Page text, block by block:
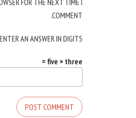
COMMENT.
AN ANSWER IN DIGITS:
five × three =